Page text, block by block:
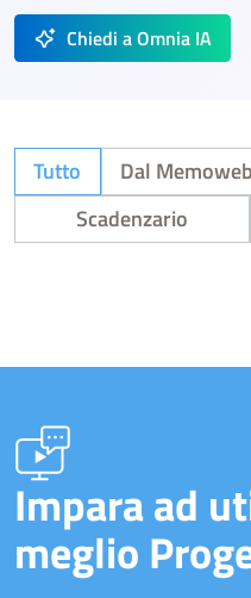
Chiedi a Omnia IA
Tutto Dal Memoweb
Scadenzario
Impara ad
meglio